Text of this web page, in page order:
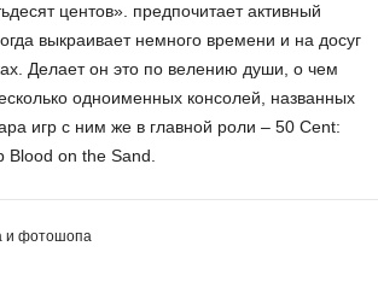
центов». предпочитает активный
выкраивает немного времени и на досуг
Делает он это по велению души, о чем
одноименных консолей, названных
игр с ним же в главной роли – 50 Cent:
Blood on the Sand.
и фотошопа